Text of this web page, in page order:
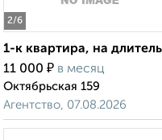
2/6
1-к квартира, на
11 000 ₽ в месяц
Октябрьская 159
Агентство, 07.08.2026